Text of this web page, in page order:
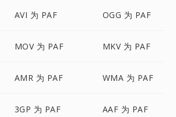
AVI 为 PAF OGG 为 PAF
MOV 为 PAF MKV 为 PAF
AMR 为 PAF WMA 为 PAF
3GP 为 PAF AAF 为 PAF